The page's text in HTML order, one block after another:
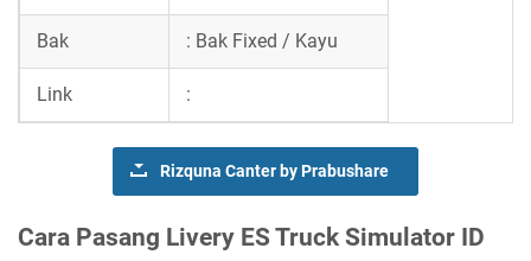
Bak : Bak Fixed / Kayu
Link :
Rizquna Canter by Prabushare
Cara Pasang Livery ES Truck Simulator ID